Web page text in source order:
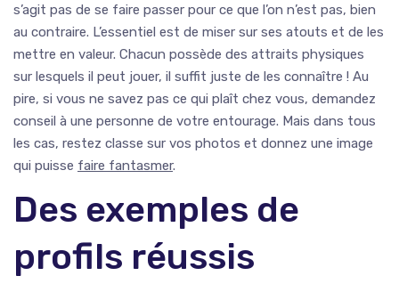
s’agit pas de se faire passer pour ce que l’on n’est pas, bien
au contraire. L’essentiel est de miser sur ses atouts et de les
mettre en valeur. Chacun possède des attraits physiques
sur lesquels il peut jouer, il suffit juste de les connaître ! Au
pire, si vous ne savez pas ce qui plaît chez vous, demandez
conseil à une personne de votre entourage. Mais dans tous
les cas, restez classe sur vos photos et donnez une image
qui puisse faire fantasmer.
Des exemples de
profils réussis